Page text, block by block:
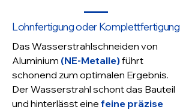
Lohnfertigung oder Komplettfertigung
Das Wasserstrahlschneiden von
Aluminium (NE-Metalle)führt
schonend zum optimalen Ergebnis.
Der Wasserstrahl schont das Bauteil
und hinterlässt eine feine präzise